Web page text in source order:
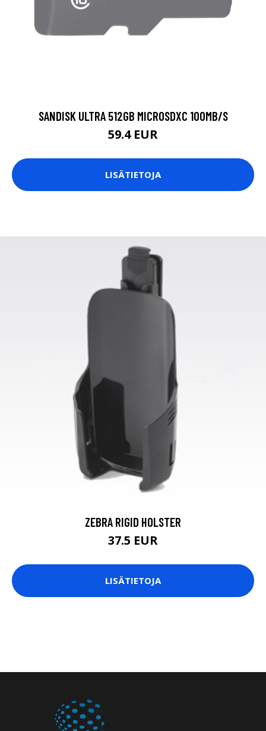
SANDISK ULTRA 512GB MICROSDXC 100MB/S
59.4 EUR
LISÄTIETOJA
ZEBRA RIGID HOLSTER
37.5 EUR
LISÄTIETOJA